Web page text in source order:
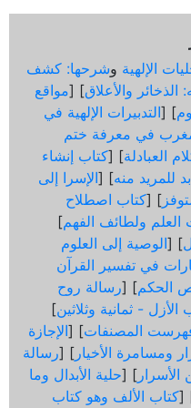
الإلهية وشرحها: كشف
والأعلاق] [مواقع
] [التدبيرات الإلهية في
في معرفة ختم
العبادلة] [كتاب إنشاء
للمريد منه] [الإسرا إلى
] [كتاب اصطلاح
العلم ولطائف الفهم]
] [الوصية إلى العلوم
في تفسير القرآن
الحكم] [رسالة روح
الأزل - ثمانية وثلاثين]
المصنفات] [الإجازة
ومسامرة الأخيار ] [رسالة
] [حلية الأبدال وما
]كتاب الألف وهو كتاب